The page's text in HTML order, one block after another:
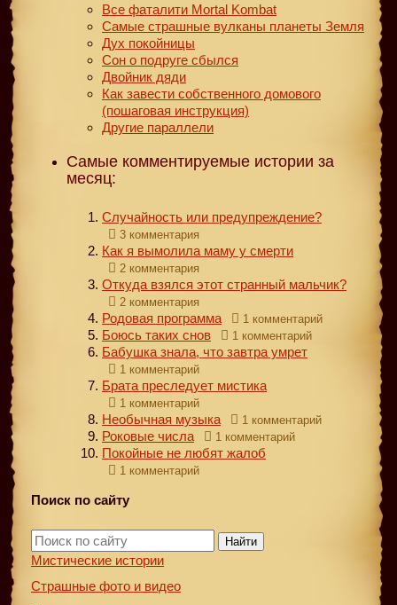
Все фаталити Mortal Kombat
Самые страшные вулканы планеты Земля
Дух покойницы
Сон о подруге сбылся
Двойник дяди
Как завести собственного домового
(пошаговая инструкция)
Другие параллели
Самые комментируемые истории за
месяц:
Случайность или предупреждение?
3 комментария
Как я вымолила маму у смерти
2 комментария
Откуда взялся этот странный мальчик?
2 комментария
Родовая программа 1 комментарий
Боюсь таких снов 1 комментарий
Бабушка знала, что завтра умрет
1 комментарий
Брата преследует мистика
1 комментарий
Необычная музыка 1 комментарий
Роковые числа 1 комментарий
Покойные не любят жалоб
1 комментарий
Поиск по сайту
Найти
Мистические истории
Страшные фото и видео